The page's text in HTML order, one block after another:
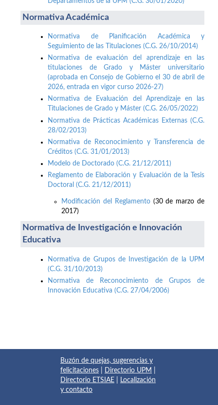
Normativa Académica
Normativa de Planificación Académica y
Seguimiento de las Titulaciones (C.G. 26/10/2014)
Normativa de evaluación del aprendizaje en las
titulaciones de Grado y Máster universitario
(aprobada en Consejo de Gobierno el 30 de abril de
2026, entrada en vigor curso 2026-27)
Normativa de Evaluación del Aprendizaje en las
Titulaciones de Grado y Máster (C.G. 26/05/2022)
Normativa de Prácticas Académicas Externas (C.G.
28/02/2013)
Normativa de Reconocimiento y Transferencia de
Créditos (C.G. 31/01/2013)
Modelo de Doctorado (C.G. 21/12/2011)
Reglamento de Elaboración y Evaluación de la Tesis
Doctoral (C.G. 21/12/2011)
Modificación del Reglamento(30 de marzo de
2017)
Normativa de Investigación e Innovación
Educativa
Normativa de Grupos de Investigación de la UPM
(C.G. 31/10/2013)
Normativa de Reconocimiento de Grupos de
Innovación Educativa (C.G. 27/04/2006)
Buzón de quejas, sugerencias y
felicitaciones
Directorio UPM
Directorio ETSIAE
Localización
y contacto